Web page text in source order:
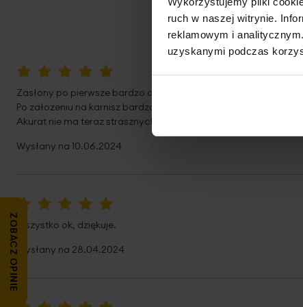
ruch w naszej witrynie.
reklamowym i
uzyskanymi podczas
Zasłony po pierwsze bardzo dobrze się prasują.
Po założeniu na karnisz bardzo ładnie się układają i wyglądają
Akurat nie ma teraz strasznych upałów, ale skutecznie
Wysłany na 10.06.2024
100%
Wszystko ok, dziękuje.
Wysłany na 28.04.2024
ZOBACZ OPINIE